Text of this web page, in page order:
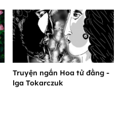
Truyện ngắn Hoa tử đằng -
lga Tokarczuk